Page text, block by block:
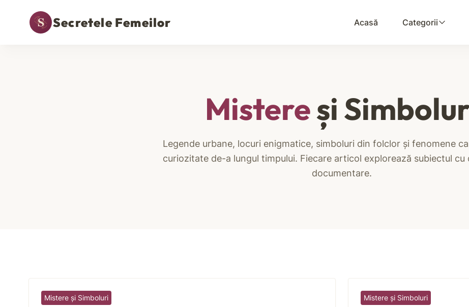
Secretele Femeilor Acasă Categorii
Mistereși
Legende urbane, locuri enigmatice, simboluri din folclor și fenomene
curiozitate de-a lungul timpului. Fiecare articol explorează subiectul cu
documentare.
Mistere și Simboluri Mistere și Simboluri